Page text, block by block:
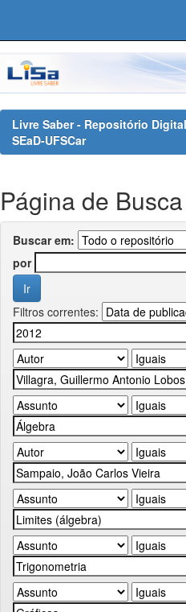
navigation
Livre Saber - Repositório
SEaD-UFSCar
Página de Busca
Buscar em:
por
Filtros correntes: